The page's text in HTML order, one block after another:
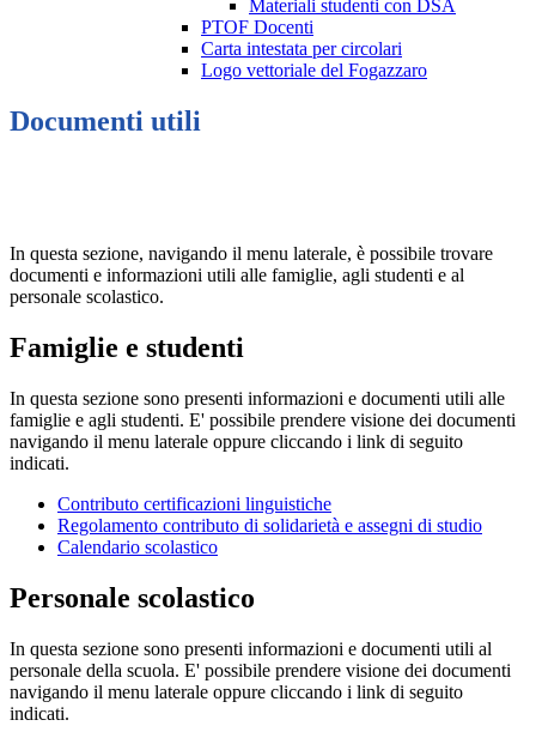
Materiali studenti con DSA
PTOF Docenti
Carta intestata per circolari
Logo vettoriale del Fogazzaro
Documenti utili
In questa sezione, navigando il menu laterale, è possibile trovare
documenti e informazioni utili alle famiglie, agli studenti e al
personale scolastico.
Famiglie e studenti
In questa sezione sono presenti informazioni e documenti utili alle
famiglie e agli studenti. E' possibile prendere visione dei documenti
navigando il menu laterale oppure cliccando i link di seguito
indicati.
Contributo certificazioni linguistiche
Regolamento contributo di solidarietà e assegni di studio
Calendario scolastico
Personale scolastico
In questa sezione sono presenti informazioni e documenti utili al
personale della scuola. E' possibile prendere visione dei documenti
navigando il menu laterale oppure cliccando i link di seguito
indicati.